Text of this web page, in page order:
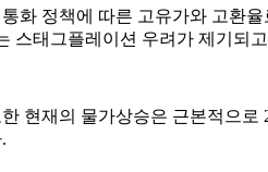
화 정책에 따른 고유가와 고환
스태그플레이션 우려가 제기되
현재의 물가상승은 근본적으